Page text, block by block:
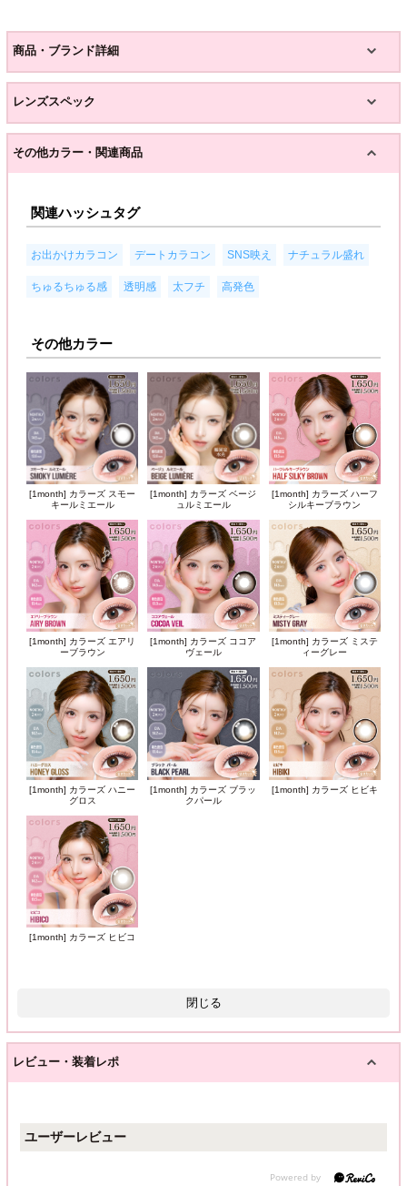
商品・ブランド詳細
レンズスペック
その他カラー・関連商品
関連ハッシュタグ
お出かけカラコン デートカラコン SNS映え ナチュラル盛れ
ちゅるちゅる感 透明感 太フチ 高発色
その他カラー
[1month] カラーズ スモー
キールミエール
[1month] カラーズ ベージ
ュルミエール
[1month] カラーズ ハーフ
シルキーブラウン
[1month] カラーズ エアリ
ーブラウン
[1month] カラーズ ココア
ヴェール
[1month] カラーズ ミステ
ィーグレー
[1month] カラーズ ハニー
グロス
[1month] カラーズ ブラッ
クパール
[1month] カラーズ ヒビキ
[1month] カラーズ ヒビコ
閉じる
レビュー・装着レポ
ユーザーレビュー